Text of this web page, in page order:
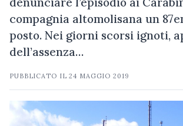
compagnia altomolisana un
posto. Nei giorni scorsi ignoti,
dell’assenza…
PUBBLICATO IL24 MAGGIO 2019